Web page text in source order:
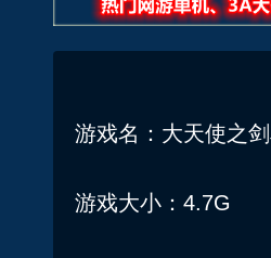
游戏名：大天使之
游戏大小：4.7G